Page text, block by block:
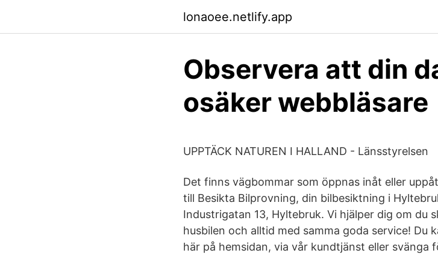
lonaoee.netlify.app
Observera att din
osäker webbläsare
UPPTÄCK NATUREN I HALLAND - Länsstyrelsen
Det finns vägbommar som öppnas inåt eller
till Besikta Bilprovning, din bilbesiktning i
Industrigatan 13, Hyltebruk. Vi hjälper dig om du
husbilen och alltid med samma goda service! Du
här på hemsidan, via vår kundtjänst eller svänga